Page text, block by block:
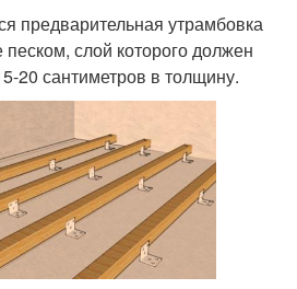
предварительная утрамбовка
слой которого должен
20 сантиметров в толщину.